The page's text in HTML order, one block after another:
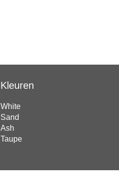
Kleuren
White
Sand
Ash
Taupe